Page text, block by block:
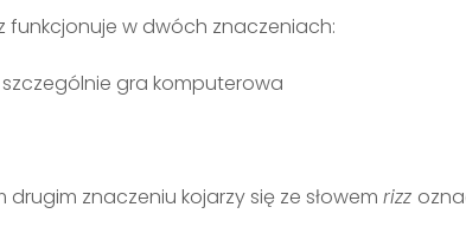
funkcjonuje w dwóch znaczeniach:
szczególnie gra komputerowa
drugim znaczeniu kojarzy się ze słowem rizz